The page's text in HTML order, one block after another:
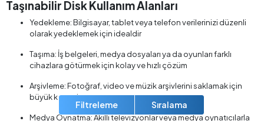
Filtreleme Sıralama
Taşınabilir Disk Kullanım Alanları
Yedekleme: Bilgisayar, tablet veya telefon verilerinizi düzenli
olarak yedeklemek için idealdir
Taşıma: İş belgeleri, medya dosyaları ya da oyunları farklı
cihazlara götürmek için kolay ve hızlı çözüm
Arşivleme: Fotoğraf, video ve müzik arşivlerini saklamak için
büyük kapasite sunar
Medya Oynatma: Akıllı televizyonlar veya medya oynatıcılarla